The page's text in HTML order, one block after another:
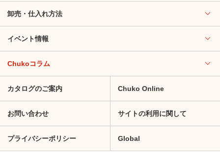
卸売・仕入れ方法
イベント情報
Chukoコラム
カタログのご案内 Chuko Online
お問い合わせ サイトの利用に関して
プライバシーポリシー Global